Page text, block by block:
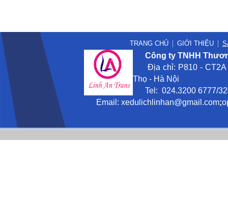
TRANG CHỦ GIỚI THIỆU
Công ty TNHH
Địa chỉ: P810 - CT2A
Thọ - Hà Nội
Tel: 024.3200 6777/
Email: xedulichlinhan@gmail .com;